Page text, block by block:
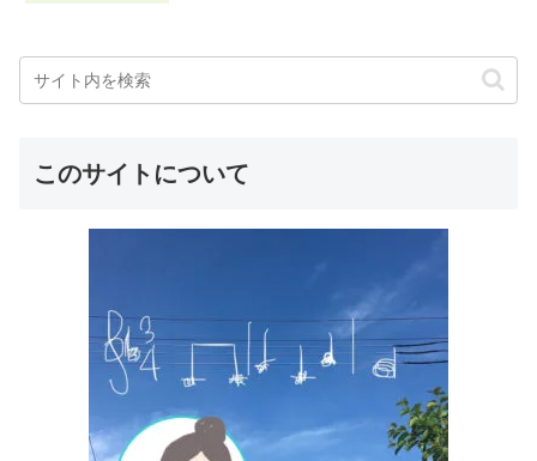
このサイトについて